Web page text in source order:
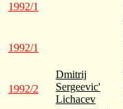
1992/1
1992/1
1992/2
Dmitrij
Sergeevic'
Lichacev